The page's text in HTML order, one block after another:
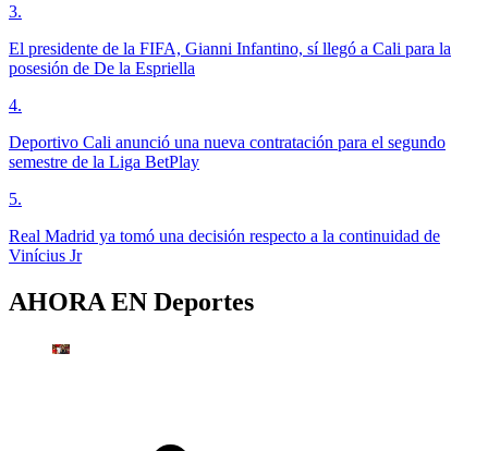
3.
El presidente de la FIFA, Gianni Infantino, sí llegó a Cali para la
posesión de De la Espriella
4.
Deportivo Cali anunció una nueva contratación para el segundo
semestre de la Liga BetPlay
5.
Real Madrid ya tomó una decisión respecto a la continuidad de
Vinícius Jr
AHORA EN Deportes